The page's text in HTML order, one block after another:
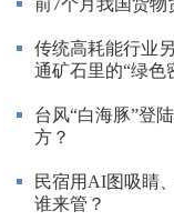
前7个月我国货物
传统高耗能行业
通矿石里的“绿色
台风“白海豚”登
方？
民宿用AI图吸睛
谁来管？